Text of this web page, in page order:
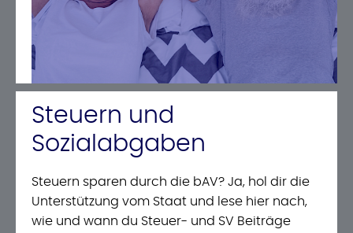
Steuern und
Sozialabgaben
Steuern sparen durch die bAV? Ja, hol dir die
Unterstützung vom Staat und lese hier nach,
wie und wann du Steuer- und SV Beiträge